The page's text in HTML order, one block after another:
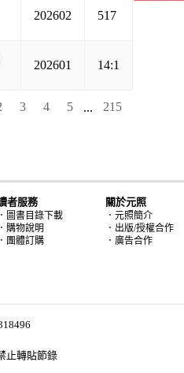
202602 517
202601 14:1
3 4 5 215
者服務
．圖書目錄下載
．購物說明
．團體訂購
關於元照
．元照簡介
．出版/授權合作
．廣告合作
止轉貼節錄